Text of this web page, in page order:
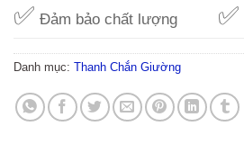
✅ Đảm bảo chất lượng ✅
Danh mục: Thanh Chắn Giường